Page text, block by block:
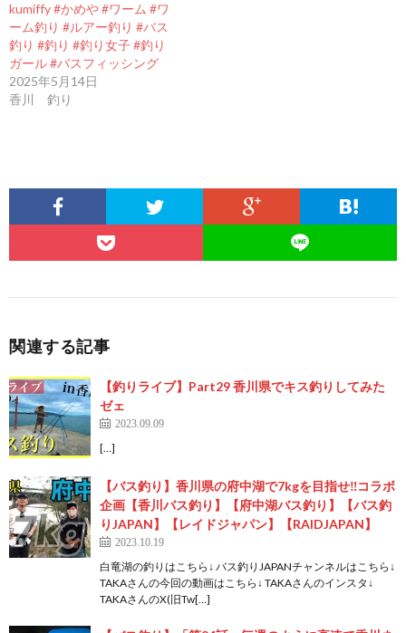
kumiffy #かめや #ワーム #ワ
ーム釣り #ルアー釣り #バス
釣り #釣り #釣り女子 #釣り
ガール #バスフィッシング
2025年5月14日
香川 釣り
関連する記事
【釣りライブ】Part29 香川県でキス釣りしてみた
ゼェ
2023.09.09
[…]
【バス釣り】香川県の府中湖で7kgを目指せ‼️コラボ
企画【香川バス釣り】【府中湖バス釣り】【バス釣
りJAPAN】【レイドジャパン】【RAIDJAPAN】
2023.10.19
白竜湖の釣りはこちら↓ バス釣りJAPANチャンネルはこちら↓
TAKAさんの今回の動画はこちら↓ TAKAさんのインスタ↓
TAKAさんのX(旧Tw[…]